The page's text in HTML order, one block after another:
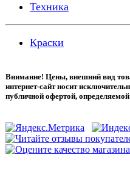
Техника
Краски
Внимание! Цены, внешний вид
интернет-сайт носит
публичной офертой,